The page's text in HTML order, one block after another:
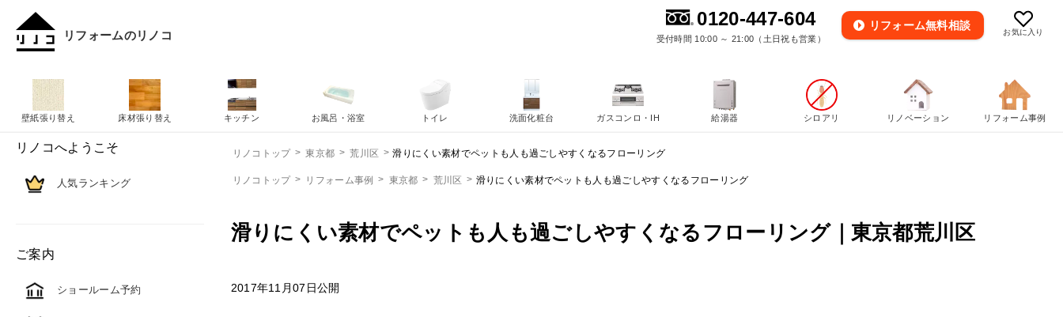
リフォームのリノコ お気に入り
0120-447-604
受付時間 10:00 ～ 21:00（土日祝も営業）
リフォーム無料相談
リノコトップ 東京都 荒川区 滑りにくい素材でペットも人も過ごしやすくなるフローリング
リノコトップ リフォーム事例 東京都 荒川区 滑りにくい素材でペットも人も過ごしやすくなるフローリング
滑りにくい素材でペットも人も過ごしやすくなるフローリング｜東京都荒川区
2017年11月07日公開
壁紙張り替え 床材張り替え キッチン お風呂・浴室 トイレ 洗面化粧台 ガスコンロ・IH 給湯器 シロアリ リノベーション リフォーム事例
リノコへようこそ
人気ランキング
ご案内
ショールーム予約